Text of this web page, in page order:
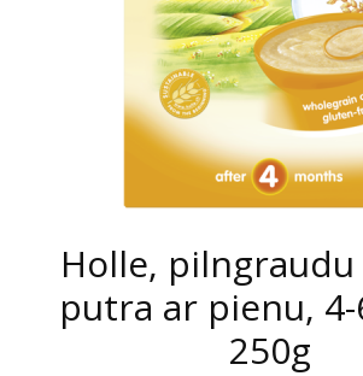
Holle,
putra ar pienu,
250g